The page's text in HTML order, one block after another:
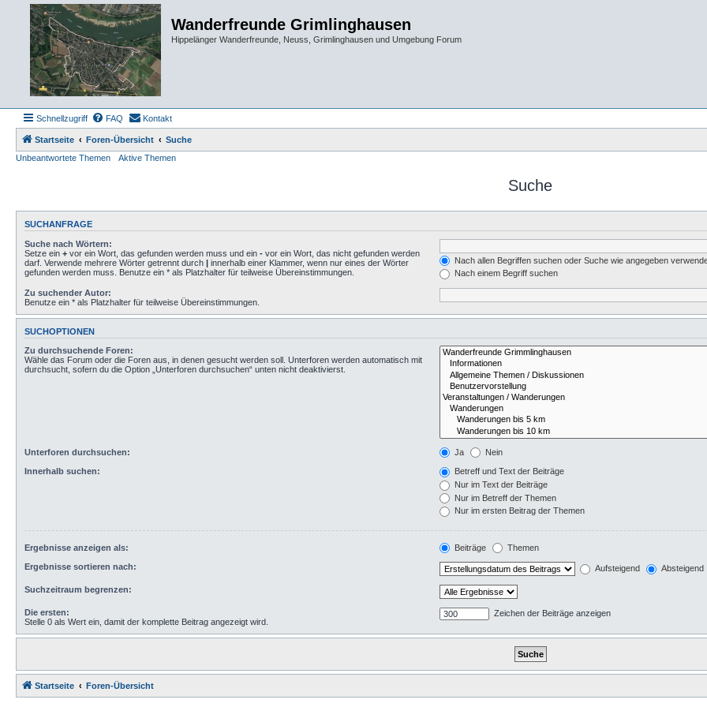
Wanderfreunde Grimlinghausen
Hippelänger Wanderfreunde, Neuss, Grimlinghausen und Umgebung Forum
Schnellzugriff FAQ Kontakt
Startseite Foren-Übersicht
Suche
Unbeantwortete Themen
Aktive Themen
Suche
SUCHANFRAGE
Suche nach Wörtern:
Setze ein + vor ein Wort, das gefunden werden muss und ein - vor ein Wort, das nicht gefunden werden
darf. Verwende mehrere Wörter getrennt durch | innerhalb einer Klammer, wenn nur eines der Wörter
gefunden werden muss. Benutze ein * als Platzhalter für teilweise Übereinstimmungen.
Nach allen Begriffen suchen oder Suche wie angegeben
Nach einem Begriff suchen
Zu suchender Autor:
Benutze ein * als Platzhalter für teilweise Übereinstimmungen.
SUCHOPTIONEN
Zu durchsuchende Foren:
Wähle das Forum oder die Foren aus, in denen gesucht werden soll. Unterforen werden automatisch mit
durchsucht, sofern du die Option „Unterforen durchsuchen“ unten nicht deaktivierst.
Unterforen durchsuchen: Ja Nein
Innerhalb suchen:
Betreff und Text der Beiträge
Nur im Text der Beiträge
Nur im Betreff der Themen
Nur im ersten Beitrag der Themen
Ergebnisse anzeigen als: Beiträge Themen
Ergebnisse sortieren nach: Aufsteigend Absteigend
Suchzeitraum begrenzen:
Die ersten:
Stelle 0 als Wert ein, damit der komplette Beitrag angezeigt wird.
Zeichen der Beiträge anzeigen
Startseite Foren-Übersicht